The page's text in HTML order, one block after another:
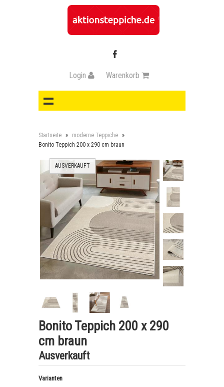
Login Warenkorb
Startseite » moderne Teppiche »
Bonito Teppich 200 x 290 cm braun
AUSVERKAUFT
Bonito Teppich 200 x 290
cm braun
Ausverkauft
Varianten